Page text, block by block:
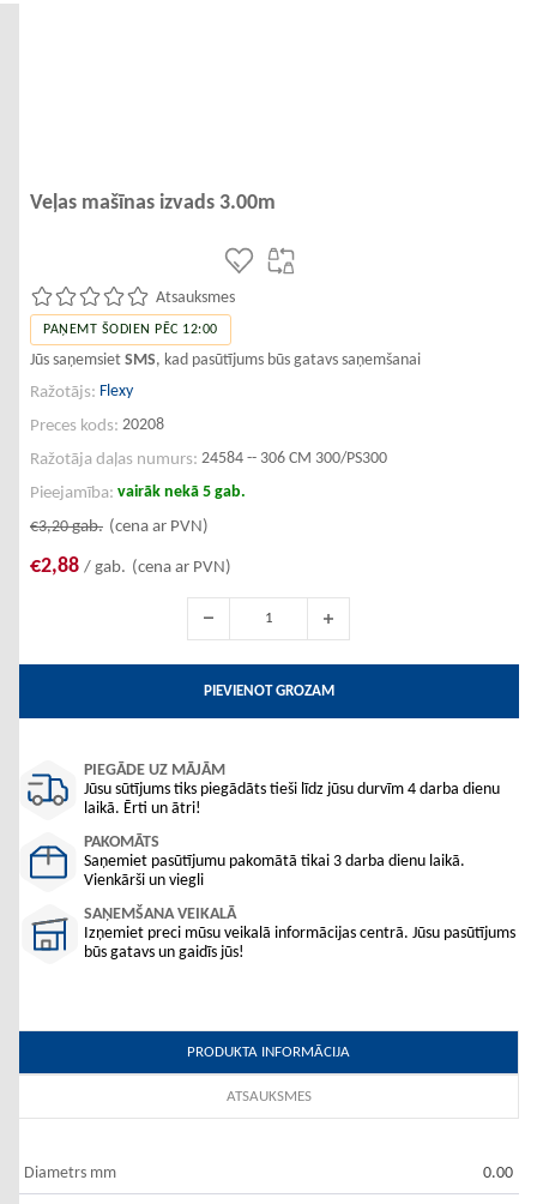
Veļas mašīnas izvads 3.00m
Atsauksmes
PAŅEMT ŠODIEN PĒC 12:00
Jūs saņemsiet SMS, kad pasūtījums būs gatavs saņemšanai
Ražotājs: Flexy
Preces kods: 20208
Ražotāja daļas numurs: 24584 -- 306 CM 300/PS300
Pieejamība: vairāk nekā 5 gab.
€3,20gab. (cena ar PVN)
€2,88 / gab. (cena ar PVN)
PIEVIENOT GROZAM
PIEGĀDE UZ MĀJĀM
Jūsu sūtījums tiks piegādāts tieši līdz jūsu durvīm 4 darba dienu
laikā. Ērti un ātri!
PAKOMĀTS
Saņemiet pasūtījumu pakomātā tikai 3 darba dienu laikā.
Vienkārši un viegli
SAŅEMŠANA VEIKALĀ
Izņemiet preci mūsu veikalā informācijas centrā. Jūsu pasūtījums
būs gatavs un gaidīs jūs!
PRODUKTA INFORMĀCIJA
ATSAUKSMES
Diametrs mm 0.00